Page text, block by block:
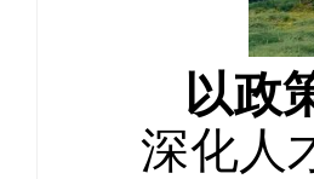
以政
深化人